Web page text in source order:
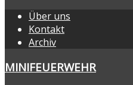
Über uns
Kontakt
Archiv
MINIFEUERWEHR